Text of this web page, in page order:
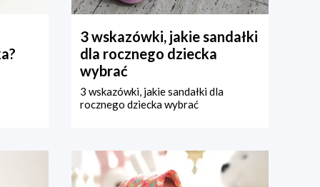
3 wskazówki, jakie sandałki
dla rocznego dziecka
wybrać
3 wskazówki, jakie sandałki dla
rocznego dziecka wybrać